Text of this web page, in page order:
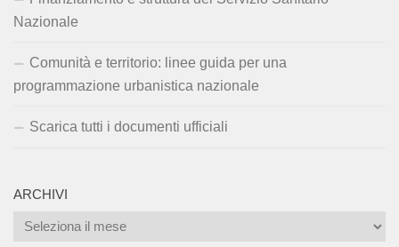
Nazionale
Comunità e territorio: linee guida per una
programmazione urbanistica nazionale
Scarica tutti i documenti ufficiali
ARCHIVI
Archivi